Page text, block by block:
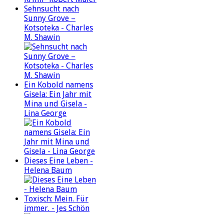
Sehnsucht nach
Sunny Grove –
Kotsoteka - Charles
M. Shawin
Ein Kobold namens
Gisela: Ein Jahr mit
Mina und Gisela -
Lina George
Dieses Eine Leben -
Helena Baum
Toxisch: Mein. Für
immer. - Jes Schön